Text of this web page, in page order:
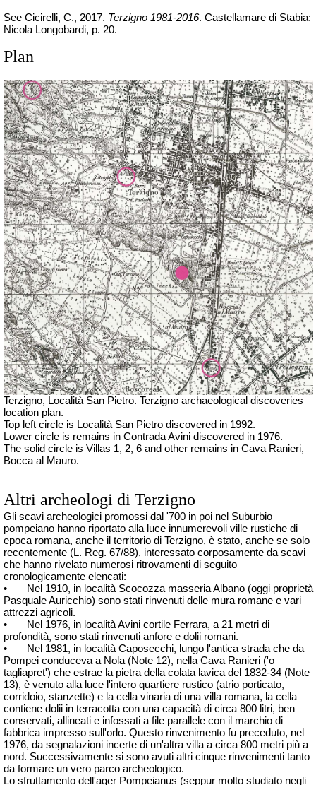
See Cicirelli, C., 2017. Terzigno 1981-2016. Castellamare di Stabia:
Nicola Longobardi, p. 20.
Plan
Terzigno, Località San Pietro. Terzigno archaeological discoveries
location plan.
Top left circle is Località San Pietro discovered in 1992.
Lower circle is remains in Contrada Avini discovered in 1976.
The solid circle is Villas 1, 2, 6 and other remains in Cava Ranieri,
Bocca al Mauro.
Altri archeologi di Terzigno
Gli scavi archeologici promossi dal '700 in poi nel Suburbio
pompeiano hanno riportato alla luce innumerevoli ville rustiche di
epoca romana, anche il territorio di Terzigno, è stato, anche se solo
recentemente (L. Reg. 67/88), interessato corposamente da scavi
che hanno rivelato numerosi ritrovamenti di seguito
cronologicamente elencati:
•
Nel 1910, in località Scocozza masseria Albano (oggi proprietà
Pasquale Auricchio) sono stati rinvenuti delle mura romane e vari
attrezzi agricoli.
•
Nel 1976, in località Avini cortile Ferrara, a 21 metri di
profondità, sono stati rinvenuti anfore e dolii romani.
•
Nel 1981, in località Caposecchi, lungo l'antica strada che da
Pompei conduceva a Nola (Note 12), nella Cava Ranieri ('o
tagliapret') che estrae la pietra della colata lavica del 1832-34 (Note
13), è venuto alla luce l'intero quartiere rustico (atrio porticato,
corridoio, stanzette) e la cella vinaria di una villa romana, la cella
contiene dolii in terracotta con una capacità di circa 800 litri, ben
conservati, allineati e infossati a file parallele con il marchio di
fabbrica impresso sull'orlo. Questo rinvenimento fu preceduto, nel
1976, da segnalazioni incerte di un'altra villa a circa 800 metri più a
nord. Successivamente si sono avuti altri cinque rinvenimenti tanto
da formare un vero parco archeologico.
Lo sfruttamento dell'ager Pompeianus (seppur molto studiato negli